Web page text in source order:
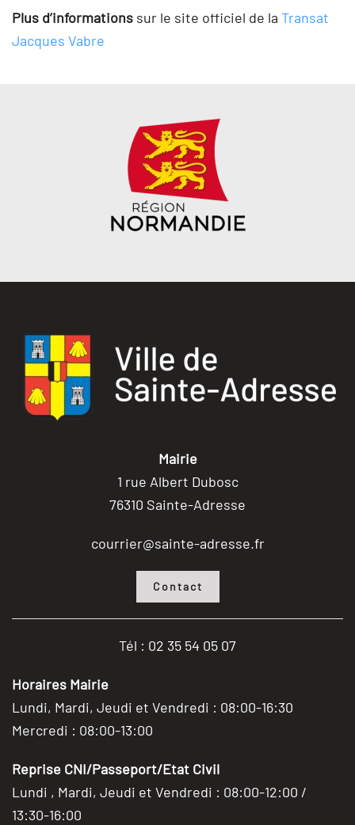
Plus d’informations sur le site officiel de la Transat
Jacques Vabre
Mairie
1 rue Albert Dubosc
76310 Sainte-Adresse
courrier@sainte-adresse.fr
Contact
Tél : 02 35 54 05 07
Horaires Mairie
Lundi, Mardi, Jeudi et Vendredi : 08:00-16:30
Mercredi : 08:00-13:00
Reprise CNI/Passeport/Etat Civil
Lundi , Mardi, Jeudi et Vendredi : 08:00-12:00 /
13:30-16:00